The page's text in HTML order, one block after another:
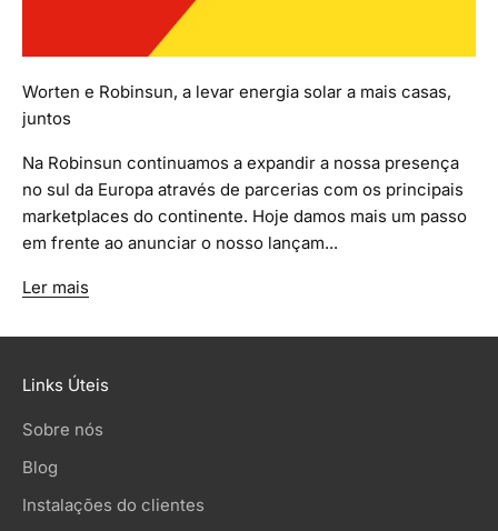
Worten e Robinsun, a levar energia solar a mais casas,
juntos
Na Robinsun continuamos a expandir a nossa presença
no sul da Europa através de parcerias com os principais
marketplaces do continente. Hoje damos mais um passo
em frente ao anunciar o nosso lançam...
Ler mais
Links Úteis
Sobre nós
Blog
Instalações do clientes